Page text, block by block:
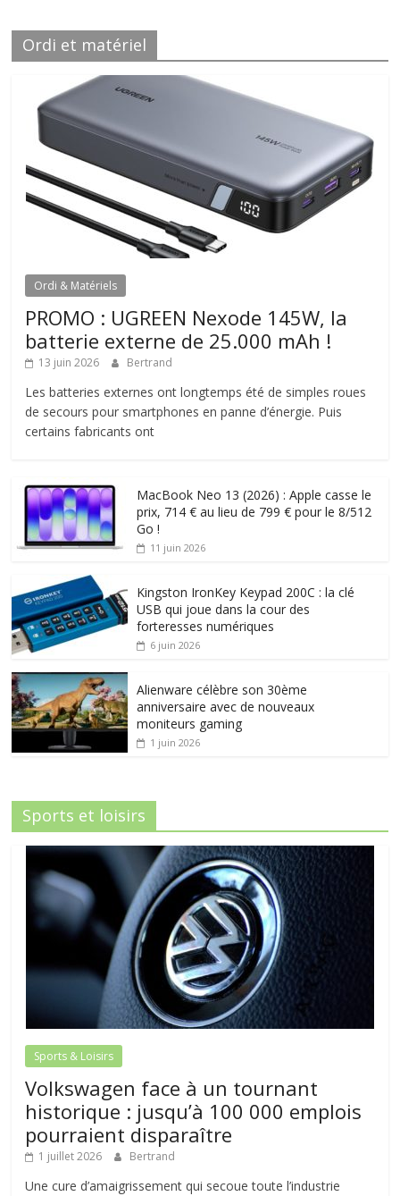
Ordi et matériel
Ordi & Matériels
PROMO : UGREEN Nexode 145W, la
batterie externe de 25.000 mAh !
13 juin 2026 Bertrand
Les batteries externes ont longtemps été de simples roues
de secours pour smartphones en panne d’énergie. Puis
certains fabricants ont
MacBook Neo 13 (2026) : Apple casse le
prix, 714 € au lieu de 799 € pour le 8/512
Go !
11 juin 2026
Kingston IronKey Keypad 200C : la clé
USB qui joue dans la cour des
forteresses numériques
6 juin 2026
Alienware célèbre son 30ème
anniversaire avec de nouveaux
moniteurs gaming
1 juin 2026
Sports et loisirs
Sports & Loisirs
Volkswagen face à un tournant
historique : jusqu’à 100 000 emplois
pourraient disparaître
1 juillet 2026 Bertrand
Une cure d’amaigrissement qui secoue toute l’industrie